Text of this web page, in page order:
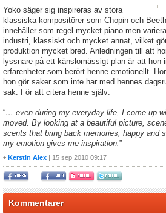
Yoko säger sig inspireras av stora
klassiska kompositörer som Chopin och
innehåller som regel mycket piano men
industri, klassiskt och mycket annat, vilket
produktion mycket bred. Anledningen till att
lyssnare på ett känslomässigt plan är att hon
erfarenheter som berört henne emotionellt.
hon gör saker som inte har med hennes
sak. För att citera henne själv:
“… even during my everyday life, I come up
moved. By looking at a beautiful picture,
scents that bring back memories, happy
my emotion gives me inspiration.”
+ Kerstin Alex | 15 sep 2010 09:17
Kommentarer